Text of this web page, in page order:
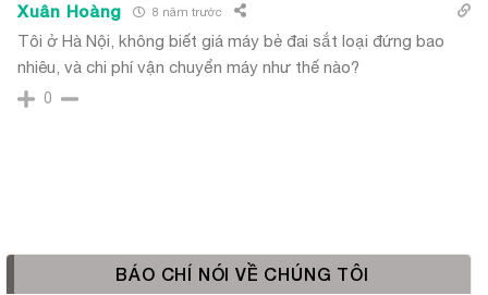
Xuân Hoàng 8 năm trước
Tôi ở Hà Nội, không biết giá máy bẻ đai sắt loại đứng bao
nhiêu, và chi phí vận chuyển máy như thế nào?
0
BÁO CHÍ NÓI VỀ CHÚNG TÔI